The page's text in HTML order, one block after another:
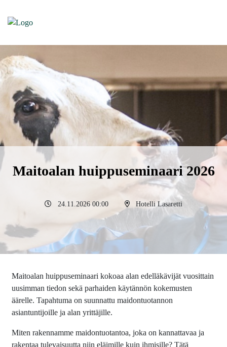
Maitoalan huippuseminaari 2026
24.11.2026 00:00 Hotelli Lasaretti
Maitoalan huippuseminaari kokoaa alan edelläkävijät vuosittain
uusimman tiedon sekä parhaiden käytännön kokemusten
äärelle. Tapahtuma on suunnattu maidontuotannon
asiantuntijoille ja alan yrittäjille.
Miten rakennamme maidontuotantoa, joka on kannattavaa ja
rakentaa tulevaisuutta niin eläimille kuin ihmisille? Tätä